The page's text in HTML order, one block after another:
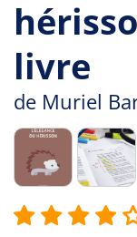
livre
de Muriel